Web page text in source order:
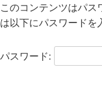
このコンテンツはパス
は以下にパスワードを
パスワード: